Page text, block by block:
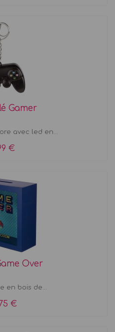
Gamer
avec led en...
€
Over
en bois de...
€